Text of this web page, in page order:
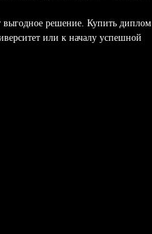
выгодное решение. Купить диплом
или к началу успешной